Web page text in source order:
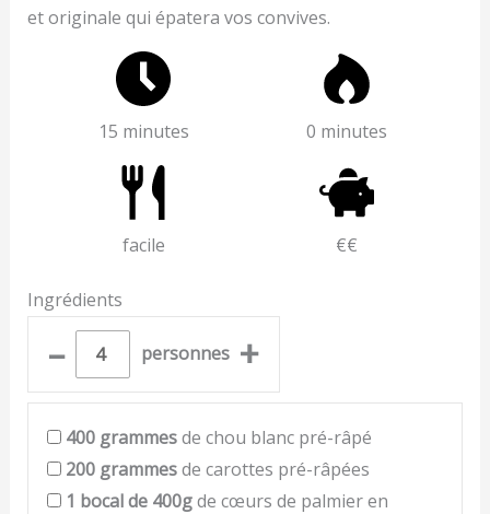
et originale qui épatera vos convives.
15 minutes 0 minutes
facile €€
Ingrédients
– personnes +
400 grammesde chou blanc pré-râpé
200 grammesde carottes pré-râpées
1 bocal de 400gde cœurs de palmier en